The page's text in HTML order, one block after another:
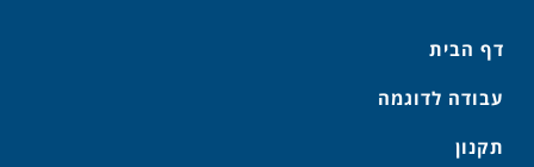
דף הבית
עבודה לדוגמה
תקנון